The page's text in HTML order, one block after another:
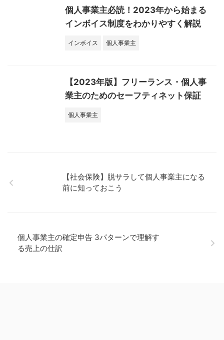
個人事業主必読！2023年から始まる
インボイス制度をわかりやすく解説
インボイス 個人事業主
【2023年版】フリーランス・個人事
業主のためのセーフティネット保証
個人事業主
【社会保険】脱サラして個人事業主になる
前に知っておこう
個人事業主の確定申告 3パターンで理解す
る売上の仕訳